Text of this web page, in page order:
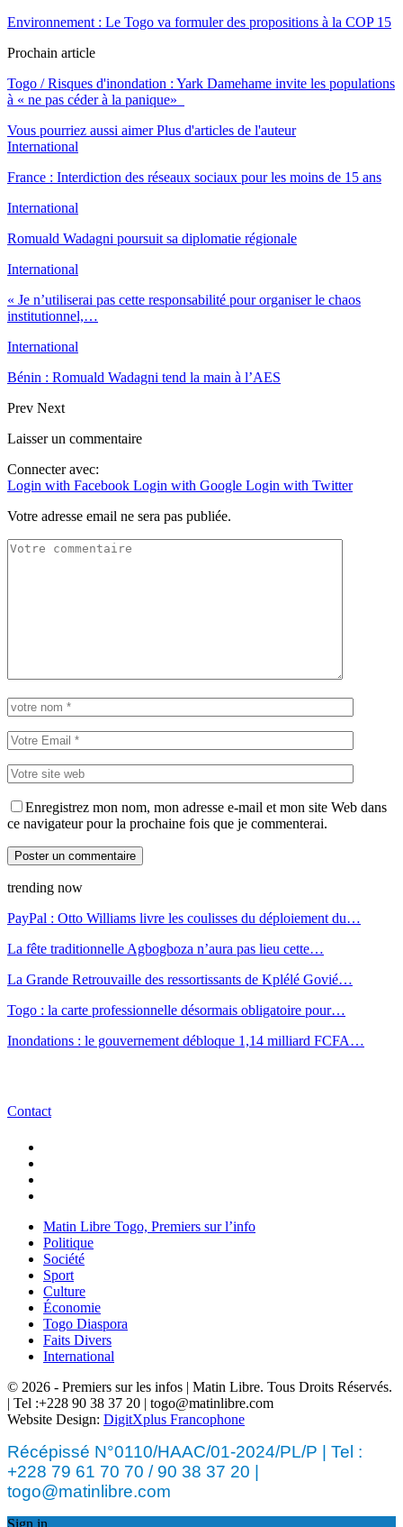
Environnement : Le Togo va formuler des propositions à la COP 15
Prochain article
Togo / Risques d'inondation : Yark Damehame invite les populations
à « ne pas céder à la panique»
Vous pourriez aussi aimer Plus d'articles de l'auteur
International
France : Interdiction des réseaux sociaux pour les moins de 15 ans
International
Romuald Wadagni poursuit sa diplomatie régionale
International
« Je n’utiliserai pas cette responsabilité pour organiser le chaos
institutionnel,…
International
Bénin : Romuald Wadagni tend la main à l’AES
Prev Next
Laisser un commentaire
Connecter avec:
Login with Facebook Login with Google Login with Twitter
Votre adresse email ne sera pas publiée.
Enregistrez mon nom, mon adresse e-mail et mon site Web dans
ce navigateur pour la prochaine fois que je commenterai.
trending now
PayPal : Otto Williams livre les coulisses du déploiement du…
La fête traditionnelle Agbogboza n’aura pas lieu cette…
La Grande Retrouvaille des ressortissants de Kplélé Govié…
Togo : la carte professionnelle désormais obligatoire pour…
Inondations : le gouvernement débloque 1,14 milliard FCFA…
Contact
Matin Libre Togo, Premiers sur l’info
Politique
Société
Sport
Culture
Économie
Togo Diaspora
Faits Divers
International
© 2026 - Premiers sur les infos | Matin Libre. Tous Droits Réservés.
| Tel :+228 90 38 37 20 | togo@matinlibre.com
Website Design: DigitXplus Francophone
Récépissé N°0110/HAAC/01-2024/PL/P | Tel :
+228 79 61 70 70 / 90 38 37 20 |
togo@matinlibre.com
Sign in